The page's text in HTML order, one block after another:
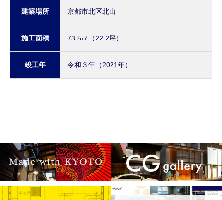
建築場所 京都市北区北山
施工面積 73.5㎡（22.2坪）
竣工年 令和３年（2021年）